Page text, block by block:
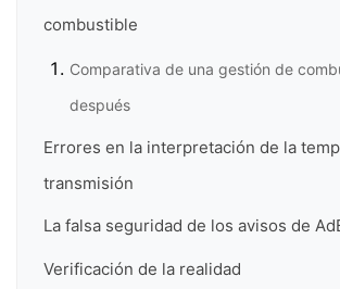
combustible
Comparativa de una gestión de
después
Errores en la interpretación de la
transmisión
La falsa seguridad de los avisos de
Verificación de la realidad